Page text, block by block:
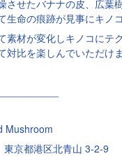
させたバナナの皮、広葉
生命の痕跡が見事にキノ
素材が変化しキノコに
比を楽しんでいただけ
京都港区北青山 3-2-9